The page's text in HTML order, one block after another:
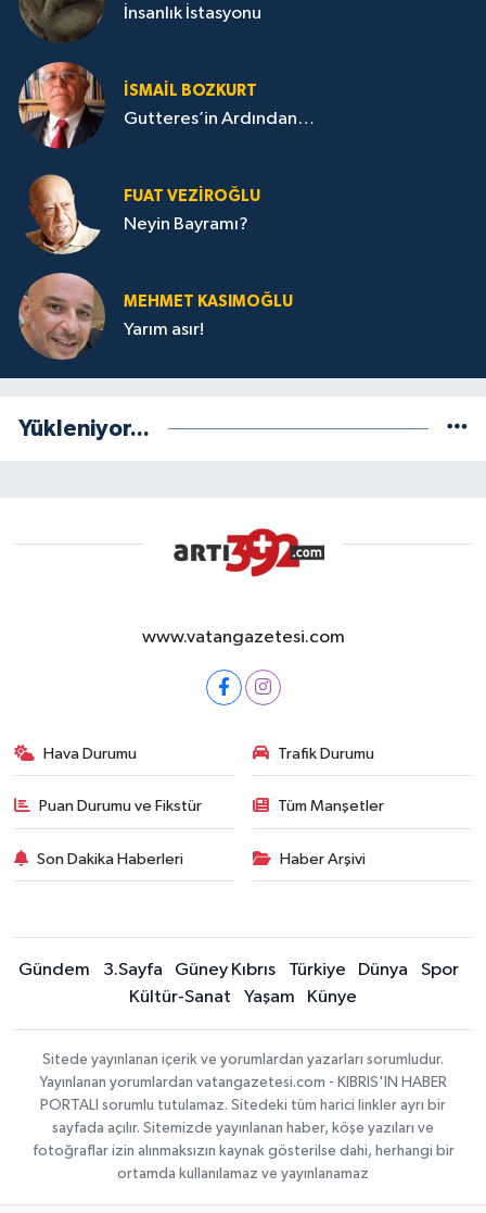
İnsanlık İstasyonu
İSMAIL BOZKURT
Gutteres’in Ardından…
FUAT VEZIROĞLU
Neyin Bayramı?
MEHMET KASIMOĞLU
Yarım asır!
Yükleniyor...
www.vatangazetesi.com
Hava Durumu Trafik Durumu
Puan Durumu ve Fikstür Tüm Manşetler
Son Dakika Haberleri Haber Arşivi
Gündem 3.Sayfa Güney Kıbrıs Türkiye Dünya
Spor
Kültür-Sanat
Yaşam Künye
Sitede yayınlanan içerik ve yorumlardan yazarları sorumludur.
Yayınlanan yorumlardan vatangazetesi.com - KIBRIS'IN HABER
PORTALI sorumlu tutulamaz. Sitedeki tüm harici linkler ayrı bir
sayfada açılır. Sitemizde yayınlanan haber, köşe yazıları ve
fotoğraflar izin alınmaksızın kaynak gösterilse dahi, herhangi bir
ortamda kullanılamaz ve yayınlanamaz